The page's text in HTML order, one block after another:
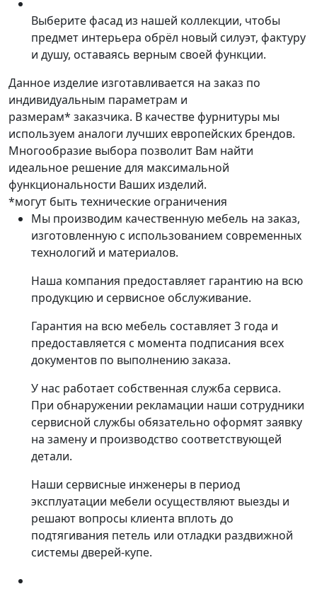
Выберите фасад из нашей коллекции, чтобы
предмет интерьера обрёл новый силуэт, фактуру
и душу, оставаясь верным своей функции.
Данное изделие изготавливается на заказ по
индивидуальным параметрам и
размерам* заказчика. В качестве фурнитуры мы
используем аналоги лучших европейских брендов.
Многообразие выбора позволит Вам найти
идеальное решение для максимальной
функциональности Ваших изделий.
*могут быть технические ограничения
Мы производим качественную мебель на заказ,
изготовленную с использованием современных
технологий и материалов.
Наша компания предоставляет гарантию на всю
продукцию и сервисное обслуживание.
Гарантия на всю мебель составляет 3 года и
предоставляется с момента подписания всех
документов по выполнению заказа.
У нас работает собственная служба сервиса.
При обнаружении рекламации наши сотрудники
сервисной службы обязательно оформят заявку
на замену и производство соответствующей
детали.
Наши сервисные инженеры в период
эксплуатации мебели осуществляют выезды и
решают вопросы клиента вплоть до
подтягивания петель или отладки раздвижной
системы дверей-купе.